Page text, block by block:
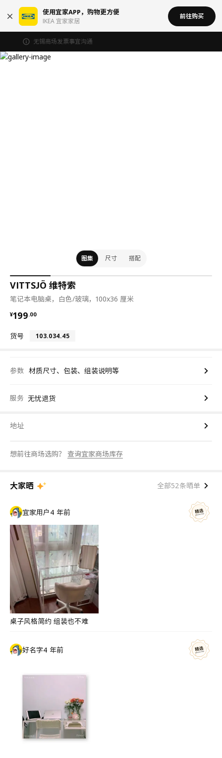
使用宜家APP，购物更方便
IKEA 宜家家居
前往购买
无锡商场发票事宜沟通
图集 尺寸 搭配
VITTSJÖ 维特索
笔记本电脑桌，白色/玻璃，100x36 厘米
¥199.00
¥ 199.00
货号 103.034.45
参数 材质尺寸、包装、组装说明等
服务 无忧退货
地址
想前往商场选购？ 查询宜家商场库存
大家晒 全部52条晒单
宜家用户 4 年前
桌子风格简约 组装也不难
好名字4 年前